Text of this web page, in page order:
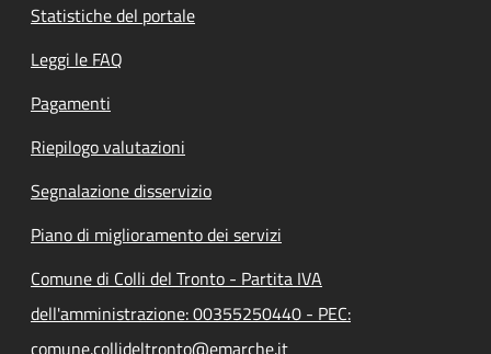
Statistiche del portale
Leggi le FAQ
Pagamenti
Riepilogo valutazioni
Segnalazione disservizio
Piano di miglioramento dei servizi
Comune di Colli del Tronto - Partita IVA
dell'amministrazione: 00355250440 - PEC:
comune.collideltronto@emarche.it